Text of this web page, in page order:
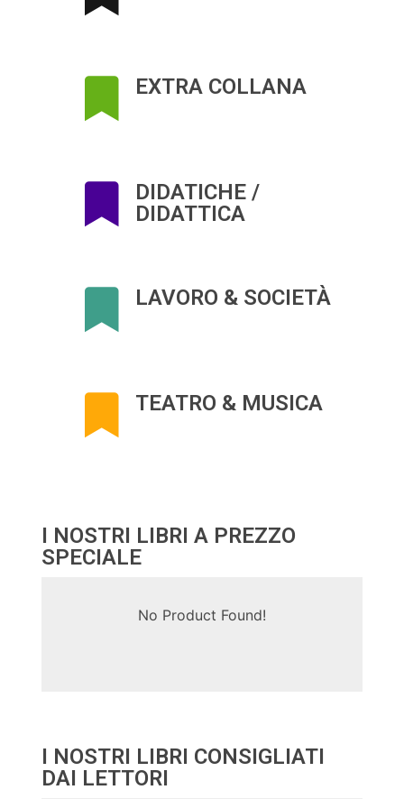
EXTRA COLLANA
DIDATICHE /
DIDATTICA
LAVORO & SOCIETÀ
TEATRO & MUSICA
I NOSTRI LIBRI A PREZZO
SPECIALE
No Product Found!
I NOSTRI LIBRI CONSIGLIATI
DAI LETTORI